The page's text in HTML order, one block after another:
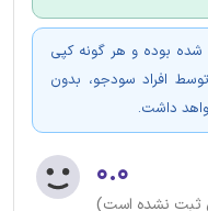
شده بوده و هر گونه کپی
افراد سودجو، بدون
داشت.
۰.۰
ثبت نشده است)